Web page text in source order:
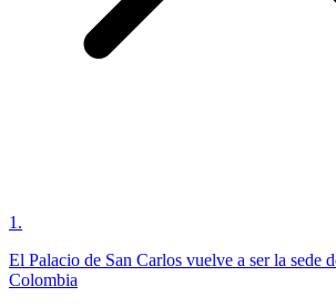
1 .
El Palacio de San Carlos vuelve a ser la sede
Colombia